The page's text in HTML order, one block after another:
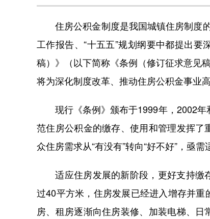
住房公积金制度是我国城镇住房制度的
工作报告、“十五五”规划纲要中都提出
稿）》（以下简称《条例（修订征求意见
将为深化制度改革、推动住房公积金事业
现行《条例》颁布于1999年，2002年
范住房公积金的缴存、使用和管理发挥
众住房需求从“有没有”转向“好不好”，亟
适应住房发展的新阶段，更好支持缴
过40平方米，住房发展已经进入增存并
房、租房逐渐向住房装修、加装电梯、